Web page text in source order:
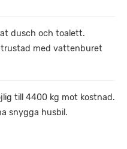
dusch och toalett.
med vattenburet
till 4400 kg mot kostnad.
snygga husbil.